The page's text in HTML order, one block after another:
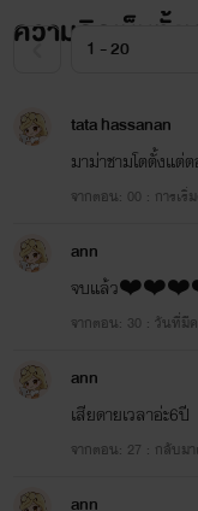
ความคิดเห็นทั้ง
tata hassanan
มาม่าชามโตตั้งแต่
จากตอน: 00 : การเริ่
ann
จบแล้ว
จากตอน: 30 : วันที่มี
ann
เสียดายเวลาอ่ะ6ปี
จากตอน: 27 : กลับม
ann